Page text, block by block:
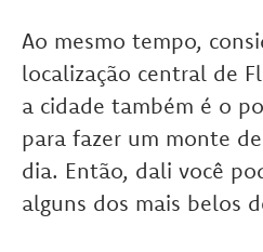
Ao mesmo tempo,
localização central de
a cidade também é o
para fazer um monte
dia. Então, dali você
alguns dos mais belos